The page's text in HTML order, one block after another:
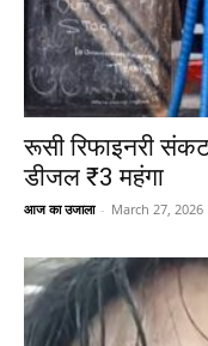
रूसी रिफाइनरी
डीजल ₹3 महंगा
आज का उजाला - March 27, 2026